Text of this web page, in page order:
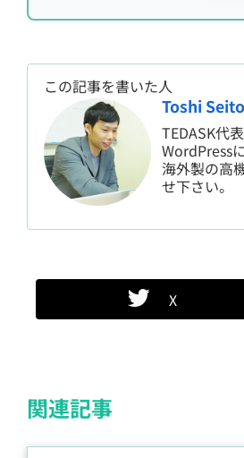
この記事を書いた人
Toshi Seito
TEDASK代表
WordPress
海外製の高
せ下さい。
X
関連記事